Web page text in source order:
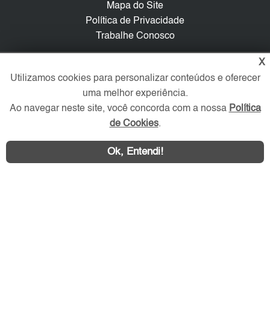
Mapa do Site
Política de Privacidade
Trabalhe Conosco
Redes Sociais
X
Utilizamos cookies para personalizar conteúdos e oferecer
uma melhor experiência.
Ao navegar neste site, você concorda com a nossa Política
de Cookies.
Ok, Entendi!